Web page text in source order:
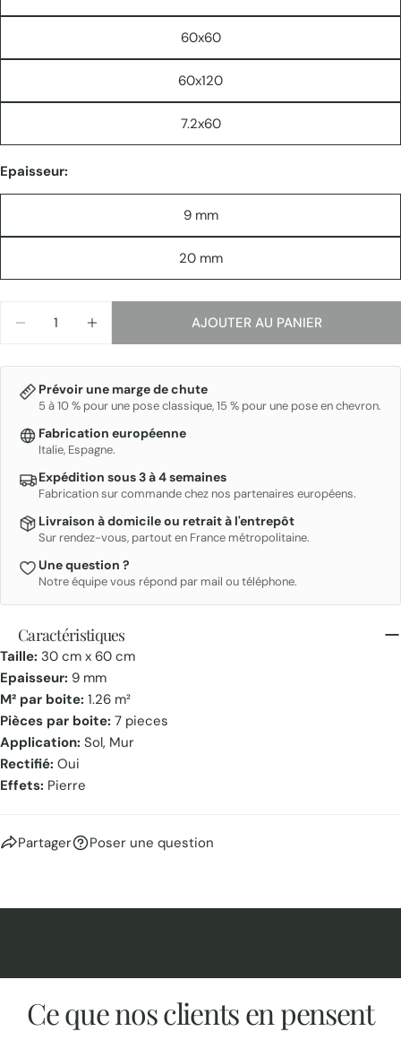
60x60
60x120
7.2x60
Epaisseur:
9 mm
20 mm
AJOUTER AU PANIER
Prévoir une marge de chute
5 à 10 % pour une pose classique, 15 % pour une pose en chevron.
Fabrication européenne
Italie, Espagne.
Expédition sous 3 à 4 semaines
Fabrication sur commande chez nos partenaires européens.
Livraison à domicile ou retrait à l'entrepôt
Sur rendez-vous, partout en France métropolitaine.
Une question ?
Notre équipe vous répond par mail ou téléphone.
Caractéristiques
Taille: 30 cm x 60 cm
Epaisseur: 9 mm
M² par boite: 1.26 m²
Pièces par boite: 7 pieces
Application: Sol, Mur
Rectifié: Oui
Effets: Pierre
Partager Poser une question
Les champs marqués * sont obligatoires.
ENVOYER
Ce que nos clients en pensent